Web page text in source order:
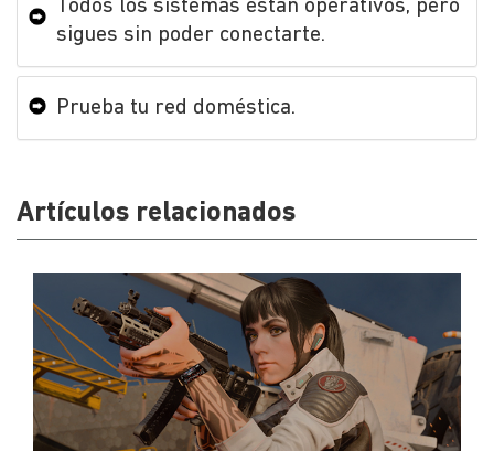
Todos los sistemas están operativos, pero
sigues sin poder conectarte.
Prueba tu red doméstica.
Artículos relacionados